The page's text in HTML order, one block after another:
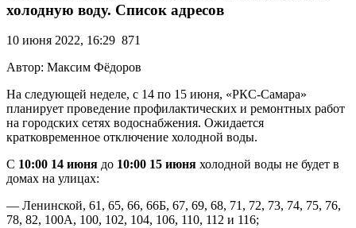
холодную воду. Список адресов
10 июня 2022, 16:29 871
Автор: Максим Фёдоров
На следующей неделе, с 14 по 15 июня, «РКС-Самара»
планирует проведение профилактических и ремонтных работ
на городских сетях водоснабжения. Ожидается
кратковременное отключение холодной воды.
С 10:00 14 июня до 10:00 15 июня холодной воды не будет в
домах на улицах:
— Ленинской, 61, 65, 66, 66Б, 67, 69, 68, 71, 72, 73, 74, 75, 76,
78, 82, 100А, 100, 102, 104, 106, 110, 112 и 116;